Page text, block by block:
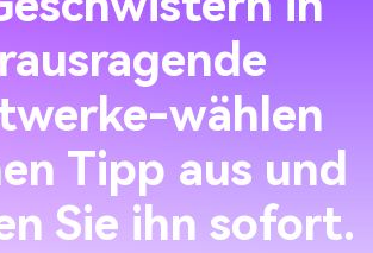
wählen
Tipp aus und
Sie ihn sofort.